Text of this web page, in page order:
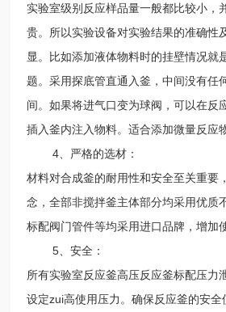
实验室级别反应样品量一般都比较小，
贵。所以实验设备对实验结果的准确性
显。比如添加液体物料时的挂壁情况就
题。采用探底管直通入釜，中间没有任
间。如果将进气口变为球阀，可以在反
插入釜内注入物料。适合添加微量反应
4、严格的选材：
材料对合成釜的耐用性和安全至关重要
念，全部非搅拌釜主体部分均采用优质
标配阀门管件等均采用进口品牌，增加
5、安全：
所有实验室反应釜高压反应釜标配压力
设定zui高使用压力。确保反应釜的安全